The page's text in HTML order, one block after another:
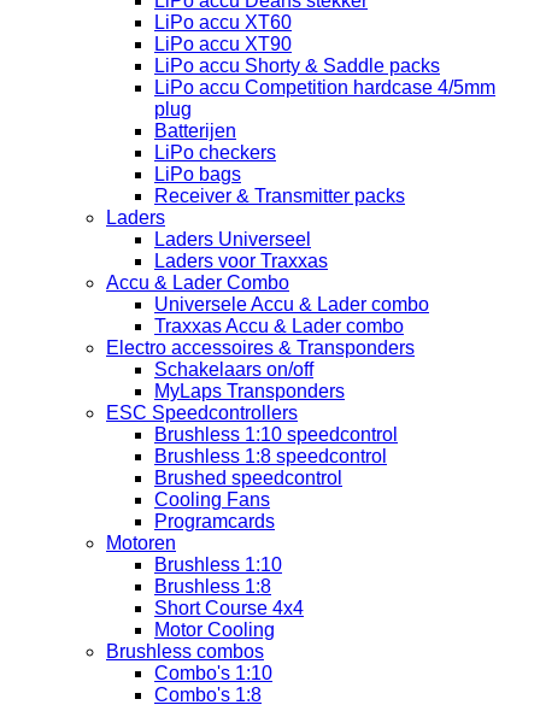
LiPo accu XT60
LiPo accu XT90
LiPo accu Shorty & Saddle packs
LiPo accu Competition hardcase 4/5mm
plug
Batterijen
LiPo checkers
LiPo bags
Receiver & Transmitter packs
Laders
Laders Universeel
Laders voor Traxxas
Accu & Lader Combo
Universele Accu & Lader combo
Traxxas Accu & Lader combo
Electro accessoires & Transponders
Schakelaars on/off
MyLaps Transponders
ESC Speedcontrollers
Brushless 1:10 speedcontrol
Brushless 1:8 speedcontrol
Brushed speedcontrol
Cooling Fans
Programcards
Motoren
Brushless 1:10
Brushless 1:8
Short Course 4x4
Motor Cooling
Brushless combos
Combo's 1:10
Combo's 1:8